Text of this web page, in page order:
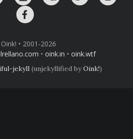
• 2001-2026
• oink.in • oink.wtf
jekyll (unjekyllified byOink!)